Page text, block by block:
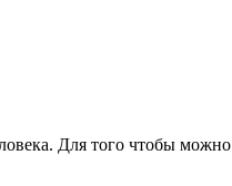
Для того чтобы можно